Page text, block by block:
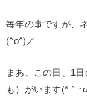
毎年の事ですが、
(^o^)／
まあ、この日、1
も）がいます(*｀･